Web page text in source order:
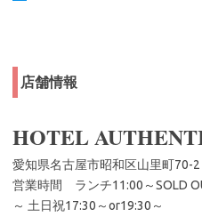
店舗情報
HOTEL
愛知県名古屋市昭和区山里町
営業時間 ランチ11:00～SOLD
～ 土日祝17:30～or19:30～